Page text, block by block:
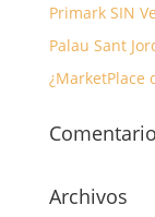
Primark SIN
Palau Sant
¿MarketPlace
Archivos